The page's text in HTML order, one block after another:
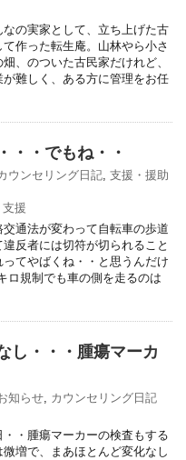
の実家として、立ち上げた古
作った転生庵。山林やら小さ
、のついた古民家だけれど、
難しく、ある方に管理をお任
・・でもね・・
ウンセリング日記, 支援・援助
支援
通法が変わって自転車の歩道
反者には切符が切られること
てやばくね・・と思うんだけ
ロ規制でも車の側を走るのは
し・・・腫瘍マーカ
知らせ, カウンセリング日記
・腫瘍マーカーの検査もする
増で、まあほとんど変化なし